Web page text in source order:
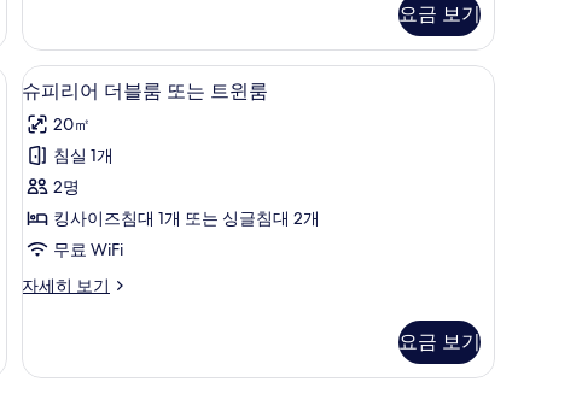
모
두
보
기
트
윈
룸
자
세
히
보
기
요금 보기
시트, 고급 침구, 셀렉트 컴포트 침대, 책상
슈
피
리
어
더
블
또
트
슈피리어 더블룸 또는 트윈룸 | 이집트산 면
9
슈피리어 더블룸 또는 트윈룸
20㎡
침실 1개
2명
킹사이즈침대 1개 또는 싱글침대 2개
무료 WiFi
자세히 보기
슈
더
요금 보기